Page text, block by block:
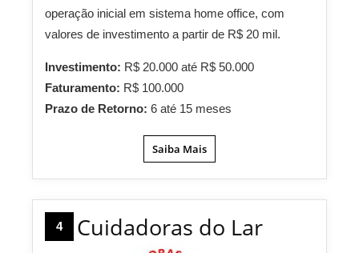
operação inicial em sistema home office, com
valores de investimento a partir de R$ 20 mil.
Investimento: R$ 20.000 até R$ 50.000
Faturamento: R$ 100.000
Prazo de Retorno: 6 até 15 meses
Saiba Mais
4 Cuidadoras do Lar